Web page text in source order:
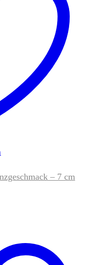
– 7 cm